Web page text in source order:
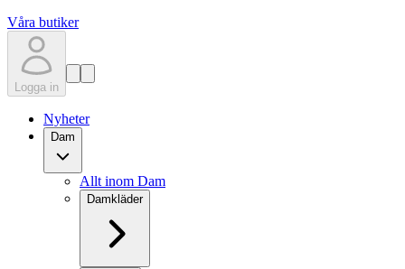
Våra butiker
Logga in
Nyheter
Dam
Allt inom Dam
Damkläder